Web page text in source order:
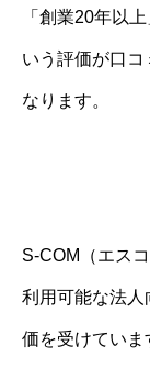
「創業20年以
いう評価が口
なります。
S-COM（エス
利用可能な法
価を受けていま